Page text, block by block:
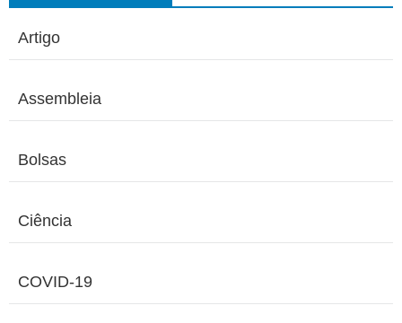
Artigo
Assembleia
Bolsas
Ciência
COVID-19